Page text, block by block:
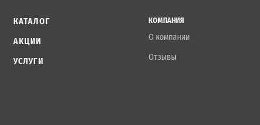
КАТАЛОГ
АКЦИИ
УСЛУГИ
КОМПАНИЯ
О компании
Отзывы